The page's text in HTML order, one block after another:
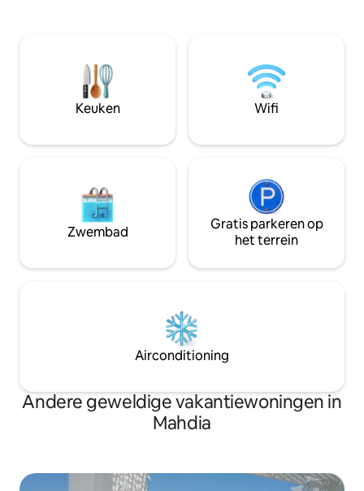
ingericht! Op de eerste verdieping twee
slaapkamers met
erkers,
kamer is
favoriet!
Keuken Wifi
Zwembad
Gratis parkeren op
het terrein
Airconditioning
Andere geweldige vakantiewoningen in
Mahdia